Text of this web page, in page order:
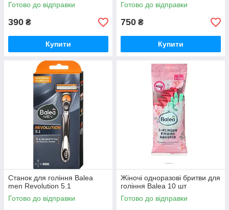
Готово до відправки
390 ₴
Купити
Готово до відправки
750 ₴
Купити
Станок для гоління Balea
men Revolution 5.1
Готово до відправки
Жіночі одноразові бритви для
гоління Balea 10 шт
Готово до відправки